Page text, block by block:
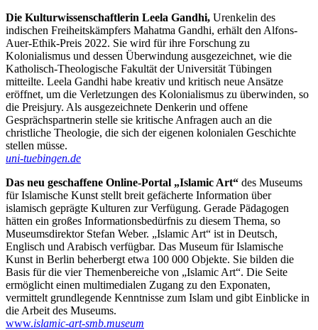
Die Kulturwissenschaftlerin Leela Gandhi, Urenkelin des
indischen Freiheitskämpfers Mahatma Gandhi, erhält den Alfons-
Auer-Ethik-Preis 2022. Sie wird für ihre Forschung zu
Kolonialismus und dessen Überwindung ausgezeichnet, wie die
Katholisch-Theologische Fakultät der Universität Tübingen
mitteilte. Leela Gandhi habe kreativ und kritisch neue Ansätze
eröffnet, um die Verletzungen des Kolonialismus zu überwinden, so
die Preisjury. Als ausgezeichnete Denkerin und offene
Gesprächspartnerin stelle sie kritische Anfragen auch an die
christliche Theologie, die sich der eigenen kolonialen Geschichte
stellen müsse.
uni-tuebingen.de
Das neu geschaffene Online-Portal „Islamic Art“ des Museums
für Islamische Kunst stellt breit gefächerte Information über
islamisch geprägte Kulturen zur Verfügung. Gerade Pädagogen
hätten ein großes Informationsbedürfnis zu diesem Thema, so
Museumsdirektor Stefan Weber. „Islamic Art“ ist in Deutsch,
Englisch und Arabisch verfügbar. Das Museum für Islamische
Kunst in Berlin beherbergt etwa 100 000 Objekte. Sie bilden die
Basis für die vier Themenbereiche von „Islamic Art“. Die Seite
ermöglicht einen multimedialen Zugang zu den Exponaten,
vermittelt grundlegende Kenntnisse zum Islam und gibt Einblicke in
die Arbeit des Museums.
www.islamic-art-smb.museum